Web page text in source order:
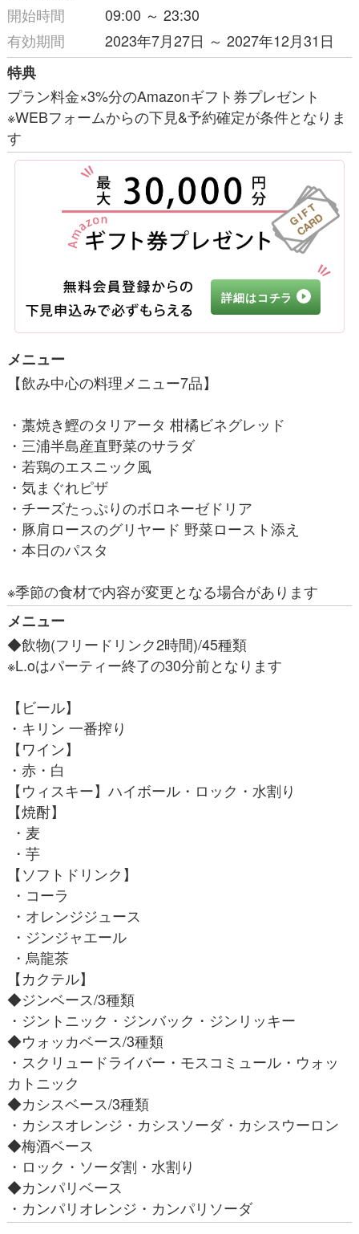
開始時間
09:00 ～ 23:30
有効期間
2023年7月27日 ～ 2027年12月31日
特典
プラン料金×3%分のAmazonギフト券プレゼント
※WEBフォームからの下見&予約確定が条件となりま
す
詳細はコチラ
メニュー
【飲み中心の料理メニュー7品】
・藁焼き鰹のタリアータ 柑橘ビネグレッド
・三浦半島産直野菜のサラダ
・若鶏のエスニック風
・気まぐれピザ
・チーズたっぷりのボロネーゼドリア
・豚肩ロースのグリヤード 野菜ロースト添え
・本日のパスタ
※季節の食材で内容が変更となる場合があります
メニュー
◆飲物(フリードリンク2時間)/45種類
※L.oはパーティー終了の30分前となります
【ビール】
・キリン 一番搾り
【ワイン】
・赤・白
【ウィスキー】ハイボール・ロック・水割り
【焼酎】
・麦
・芋
【ソフトドリンク】
・コーラ
・オレンジジュース
・ジンジャエール
・烏龍茶
【カクテル】
◆ジンベース/3種類
・ジントニック・ジンバック・ジンリッキー
◆ウォッカベース/3種類
・スクリュードライバー・モスコミュール・ウォッ
カトニック
◆カシスベース/3種類
・カシスオレンジ・カシスソーダ・カシスウーロン
◆梅酒ベース
・ロック・ソーダ割・水割り
◆カンパリベース
・カンパリオレンジ・カンパリソーダ